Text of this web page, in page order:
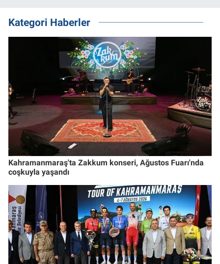
Kategori Haberler
Kahramanmaraş'ta Zakkum konseri, Ağustos Fuarı'nda
coşkuyla yaşandı